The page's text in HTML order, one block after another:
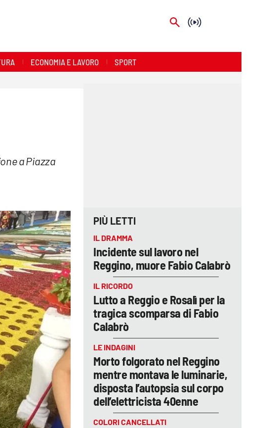
ECONOMIA E LAVORO SPORT
a Piazza
PIÙ LETTI
IL DRAMMA
Incidente sul lavoro nel
Reggino, muore Fabio Calabrò
IL RICORDO
Lutto a Reggio e Rosalì per la
tragica scomparsa di Fabio
Calabrò
LE INDAGINI
Morto folgorato nel Reggino
mentre montava le luminarie,
disposta l’autopsia sul corpo
dell’elettricista 40enne
COLORI CANCELLATI